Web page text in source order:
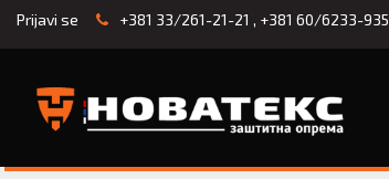
Prijavi se +381 33/261-21-21 , +381 60/6233-935